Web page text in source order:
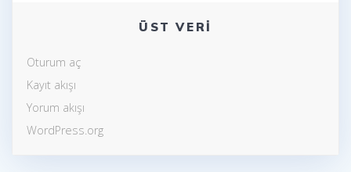
ÜST VERI
Oturum aç
Kayıt akışı
Yorum akışı
WordPress.org